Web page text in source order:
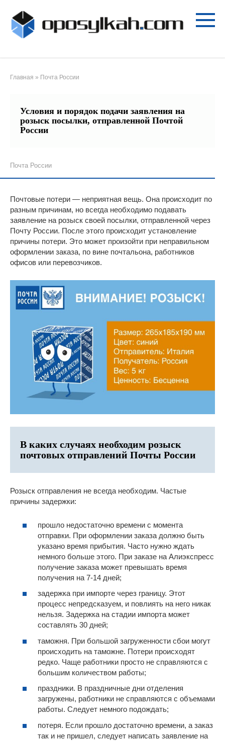
контенту
Главная » Почта России
Условия и порядок подачи заявления на
розыск посылки, отправленной Почтой
России
Почта России
Почтовые потери — неприятная вещь. Она происходит по
разным причинам, но всегда необходимо подавать
заявление на розыск своей посылки, отправленной через
Почту России. После этого происходит установление
причины потери. Это может произойти при неправильном
оформлении заказа, по вине почтальона, работников
офисов или перевозчиков.
В каких случаях необходим розыск
почтовых отправлений Почты России
Розыск отправления не всегда необходим. Частые
причины задержки:
прошло недостаточно времени с момента
отправки. При оформлении заказа должно быть
указано время прибытия. Часто нужно ждать
немного больше этого. При заказе на Алиэкспресс
получение заказа может превышать время
получения на 7-14 дней;
задержка при импорте через границу. Этот
процесс непредсказуем, и повлиять на него никак
нельзя. Задержка на стадии импорта может
составлять 30 дней;
таможня. При большой загруженности сбои могут
происходить на таможне. Потери происходят
редко. Чаще работники просто не справляются с
большим количеством работы;
праздники. В праздничные дни отделения
загружены, работники не справляются с объемами
работы. Следует немного подождать;
потеря. Если прошло достаточно времени, а заказ
так и не пришел, следует написать заявление на